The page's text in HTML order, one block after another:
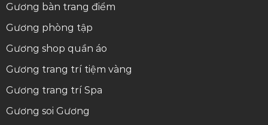
Gương bàn trang điểm
Gương phòng tập
Gương shop quần áo
Gương trang trí tiệm vàng
Gương trang trí Spa
Gương soi Gương